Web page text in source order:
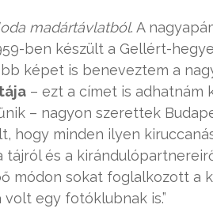
madártávlatból. A
ben készült a Gellért-
képet is beneveztem a
– ezt a címet is adhatnám
– nagyon szerettek
hogy minden ilyen
és a
módon sokat foglalkozott a
egy fotóklubnak is.”